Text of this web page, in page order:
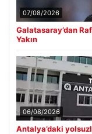
07/08/2026
Galatasaray’dan
Yakın
06/08/2026
Antalya’daki